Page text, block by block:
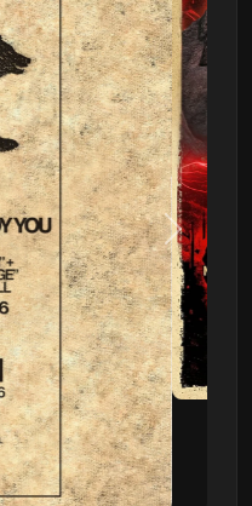
Następny